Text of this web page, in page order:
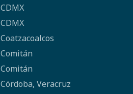
CDMX
CDMX
Coatzacoalcos
Comitán
Comitán
Córdoba, Veracruz